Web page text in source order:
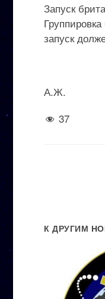
Запуск
запуск
А.Ж.
37
К ДРУГИМ